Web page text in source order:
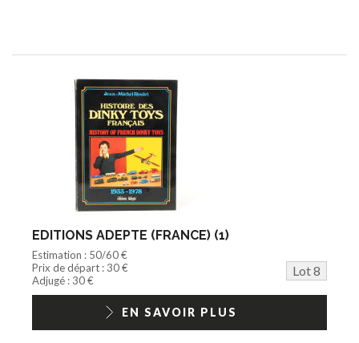
EDITIONS ADEPTE (FRANCE) (1)
Estimation : 50/60 €
Prix de départ : 30 €
Lot 8
Adjugé : 30 €
EN SAVOIR PLUS